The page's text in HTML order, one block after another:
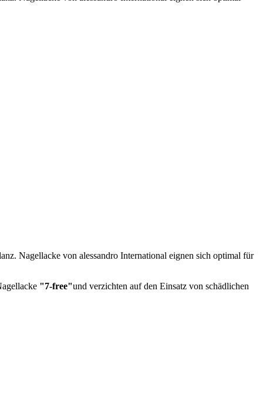
Nagellacke von alessandro International eignen sich optimal für
"7-free"und verzichten auf den Einsatz von schädlichen